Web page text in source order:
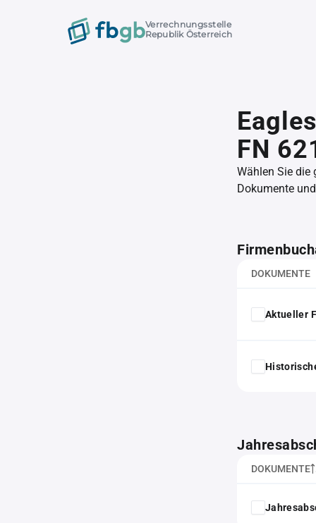
Verrechnungsstelle
Republik Österreich
FN
Wählen Sie die
Dokumente
DOKUMENTE
Aktueller
DOKUMENTE